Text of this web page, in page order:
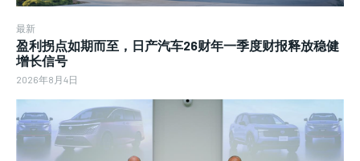
最新
盈利拐点如期而至，日产汽车26财年一季度财报释放稳健
增长信号
2026年8月4日